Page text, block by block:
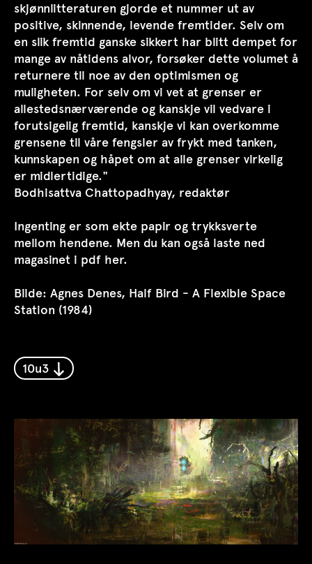
skjønnlitteraturen gjorde et nummer ut av
positive, skinnende, levende fremtider. Selv om
en slik fremtid ganske sikkert har blitt dempet for
mange av nåtidens alvor, forsøker dette volumet å
returnere til noe av den optimismen og
muligheten. For selv om vi vet at grenser er
allestedsnærværende og kanskje vil vedvare i
forutsigelig fremtid, kanskje vi kan overkomme
grensene til våre fengsler av frykt med tanken,
kunnskapen og håpet om at alle grenser virkelig
er midlertidige."
Bodhisattva Chattopadhyay, redaktør
Ingenting er som ekte papir og trykksverte
mellom hendene. Men du kan også laste ned
magasinet i pdf her.
Bilde: Agnes Denes, Half Bird - A Flexible Space
Station (1984)
10u3